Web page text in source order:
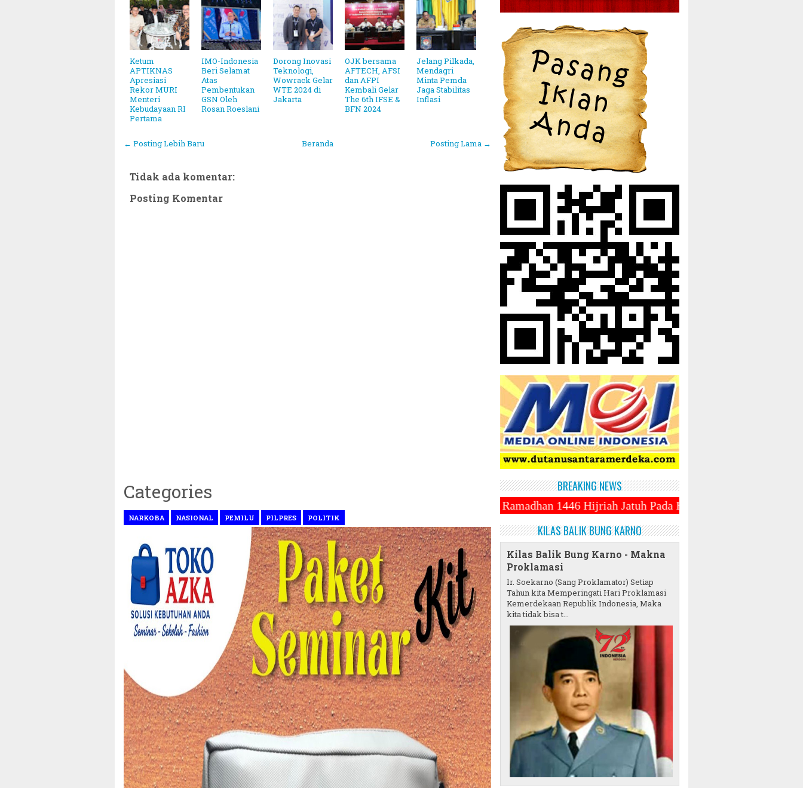
Ketum
APTIKNAS
Apresiasi
Rekor MURI
Menteri
Kebudayaan RI
Pertama
IMO-Indonesia
Beri Selamat
Atas
Pembentukan
GSN Oleh
Rosan Roeslani
Dorong Inovasi
Teknologi,
Wowrack Gelar
WTE 2024 di
Jakarta
OJK bersama
AFTECH, AFSI
dan AFPI
Kembali Gelar
The 6th IFSE &
BFN 2024
Jelang Pilkada,
Mendagri
Minta Pemda
Jaga Stabilitas
Inflasi
← Posting Lebih Baru Posting Lama →
Beranda
Tidak ada komentar:
Posting Komentar
Categories
NARKOBA NASIONAL PEMILU PILPRES POLITIK
BREAKING NEWS
~||~ Muhammadiyah Tetapkan 1 Ramadhan 1446 Hijriah Jatuh Pada Hari Sabtu 1 Maret 2025 ~||~ 1
KILAS BALIK BUNG KARNO
Kilas Balik Bung Karno - Makna
Proklamasi
Ir. Soekarno (Sang Proklamator) Setiap
Tahun kita Memperingati Hari Proklamasi
Kemerdekaan Republik Indonesia, Maka
kita tidak bisa t...